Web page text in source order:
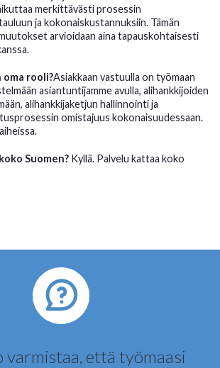
merkittävästi prosessin
ja kokonaiskustannuksiin. Tämän
arvioidaan aina tapauskohtaisesti
oma rooli?Asiakkaan vastuulla on työmaan
asiantuntijamme avulla, alihankkijoiden
alihankkijaketjun hallinnointi ja
omistajuus kokonaisuudessaan.
Suomen? Kyllä. Palvelu kattaa koko
varmistaa, että työmaasi